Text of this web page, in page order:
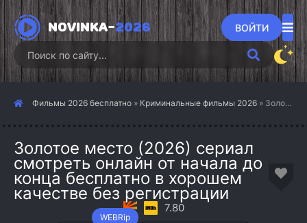
NOVINKA-2026 ВОЙТИ
Фильмы 2026 бесплатно » Криминальные фильмы 2026 » Золотое место (2026)
Золотое место (2026) сериал
смотреть онлайн от начала до
конца бесплатно в хорошем
качестве без регистрации
WEBRip
7.80